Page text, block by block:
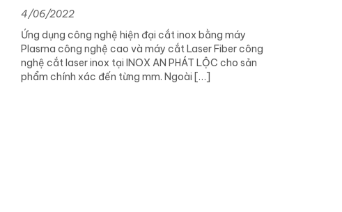
4/06/2022
Ứng dụng công nghệ hiện đại cắt inox bằng máy
Plasma công nghệ cao và máy cắt Laser Fiber công
nghệ cắt laser inox tại INOX AN PHÁT LỘC cho sản
phẩm chính xác đến từng mm. Ngoài […]